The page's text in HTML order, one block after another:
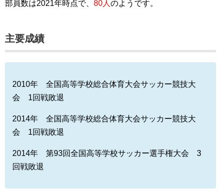
部員数は2021年時点で、 80人 のようです。
主要成績
2010年 全国高等学校総合体育大会サッカー競技大
会 1回戦敗退
2014年 全国高等学校総合体育大会サッカー競技大
会 1回戦敗退
2014年 第93回全国高等学校サッカー選手権大会 3
回戦敗退